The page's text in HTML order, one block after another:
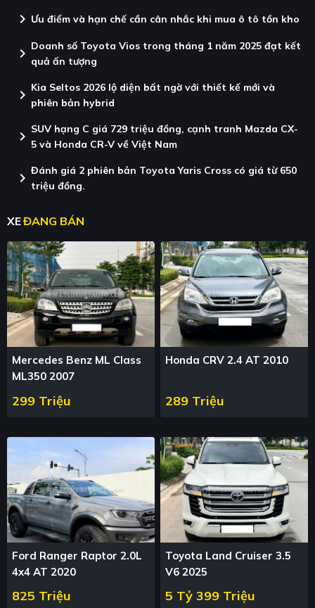
chevron_right Ưu điểm và hạn chế cần cân nhắc khi mua ô tô tồn kho
chevron_right Doanh số Toyota Vios trong tháng 1 năm 2025 đạt kết
quả ấn tượng
chevron_right Kia Seltos 2026 lộ diện bất ngờ với thiết kế mới và
phiên bản hybrid
chevron_right SUV hạng C giá 729 triệu đồng, cạnh tranh Mazda CX-
5 và Honda CR-V về Việt Nam
chevron_right Đánh giá 2 phiên bản Toyota Yaris Cross có giá từ 650
triệu đồng.
XEĐANG BÁN
Mercedes Benz ML Class
ML350 2007
299 Triệu
Honda CRV 2.4 AT 2010
289 Triệu
Ford Ranger Raptor 2.0L
4x4 AT 2020
825 Triệu
Toyota Land Cruiser 3.5
V6 2025
5 Tỷ 399 Triệu